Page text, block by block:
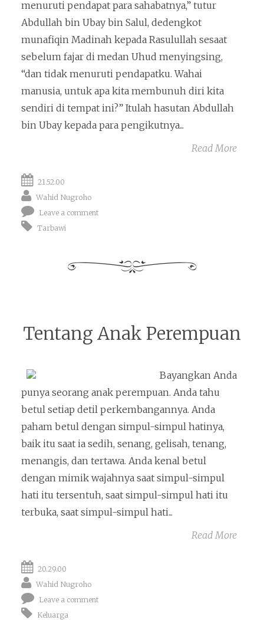
menuruti pendapat para sahabatnya,” tutur
Abdullah bin Ubay bin Salul, dedengkot
munafiqin Madinah kepada Rasulullah sesaat
sebelum fajar di medan Uhud menyingsing,
“dan tidak menuruti pendapatku. Wahai
manusia, untuk apa kita membunuh diri kita
sendiri di tempat ini?” Itulah hasutan Abdullah
bin Ubay kepada para pengikutnya...
Read More
21.52.00
Wahid Nugroho
Leave a comment
Tarbawi
Tentang Anak Perempuan
Bayangkan Anda
punya seorang anak perempuan. Anda tahu
betul setiap detil perkembangannya. Anda
paham betul dengan simpul-simpul hatinya,
baik itu saat ia sedih, senang, gelisah, tenang,
menangis, dan tertawa. Anda kenal betul
dengan mimik wajahnya saat simpul-simpul
hati itu tersentuh, saat simpul-simpul hati itu
terbuka, saat simpul-simpul hati...
Read More
20.29.00
Wahid Nugroho
Leave a comment
Keluarga